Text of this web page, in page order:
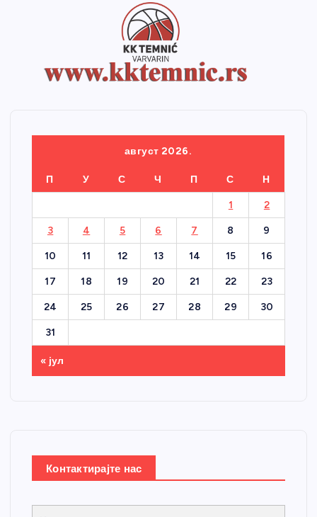
август 2026.
П У С Ч П С Н
1 2
3 4 5 6 7 8 9
10 11 12 13 14 15 16
17 18 19 20 21 22 23
24 25 26 27 28 29 30
31
« јул
Контактирајте нас